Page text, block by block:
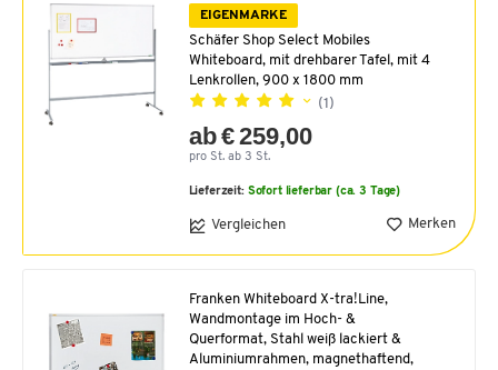
EIGENMARKE
Schäfer Shop Select Mobiles
Whiteboard, mit drehbarer Tafel, mit 4
Lenkrollen, 900 x 1800 mm
(1)
ab € 259,00
pro St. ab 3 St.
Lieferzeit: Sofort lieferbar (ca. 3 Tage)
Vergleichen Merken
Franken Whiteboard X-tra!Line,
Wandmontage im Hoch- &
Querformat, Stahl weiß lackiert &
Aluminiumrahmen, magnethaftend,